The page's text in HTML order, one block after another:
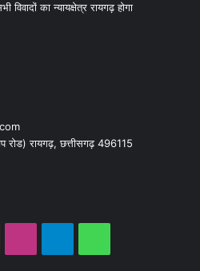
विवादों का न्यायक्षेत्र रायगढ़ होगा
रोड) रायगढ़, छत्तीसगढ़ 496115